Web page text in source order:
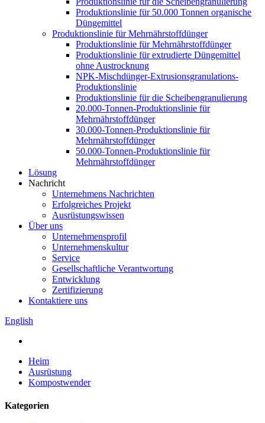
Produktionslinie für 50.000 Tonnen organische
Düngemittel
Produktionslinie für Mehrnährstoffdünger
Produktionslinie für Mehrnährstoffdünger
Produktionslinie für extrudierte Düngemittel
ohne Austrocknung
NPK-Mischdünger-Extrusionsgranulations-
Produktionslinie
Produktionslinie für die Scheibengranulierung
20.000-Tonnen-Produktionslinie für
Mehrnährstoffdünger
30.000-Tonnen-Produktionslinie für
Mehrnährstoffdünger
50.000-Tonnen-Produktionslinie für
Mehrnährstoffdünger
Lösung
Nachricht
Unternehmens Nachrichten
Erfolgreiches Projekt
Ausrüstungswissen
Über uns
Unternehmensprofil
Unternehmenskultur
Service
Gesellschaftliche Verantwortung
Entwicklung
Zertifizierung
Kontaktiere uns
English
Heim
Ausrüstung
Kompostwender
Kategorien